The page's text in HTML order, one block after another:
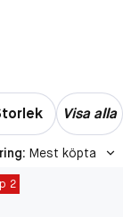
Visa alla
: Mest köpta
2